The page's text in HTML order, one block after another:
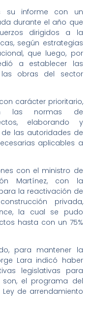
su informe con un
durante el año que
dirigidos a la
según estrategias
que luego, por
a establecer las
las obras del sector
carácter prioritario,
las normas de
elaborando y
las autoridades de
aplicables a
con el ministro de
Martínez, con la
la reactivación de
privada,
la cual se pudo
hasta con un 75%
para mantener la
Lara indicó haber
legislativas para
el programa del
de arrendamiento